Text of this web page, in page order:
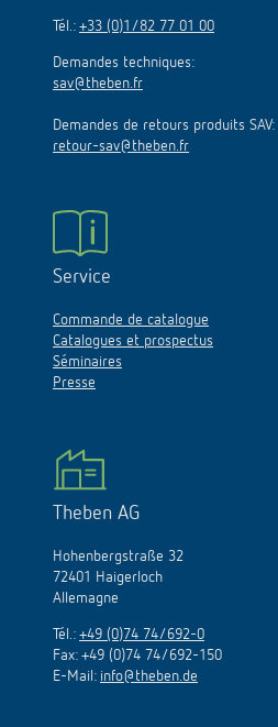
Tél.: +33 (0)1/82 77 01 00
Demandes techniques:
sav@theben.fr
Demandes de retours produits SAV:
retour-sav@theben.fr
Service
Commande de catalogue
Catalogues et prospectus
Séminaires
Presse
Theben AG
Hohenbergstraße 32
72401 Haigerloch
Allemagne
Tél.: +49 (0)74 74/692-0
Fax: +49 (0)74 74/692-150
E-Mail: info@theben.de